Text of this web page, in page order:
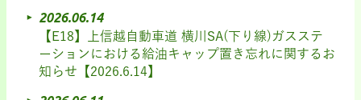
2026.06.14
【E18】上信越自動車道 横川SA(下り線)ガスステ
ーションにおける給油キャップ置き忘れに関するお
知らせ【2026.6.14】